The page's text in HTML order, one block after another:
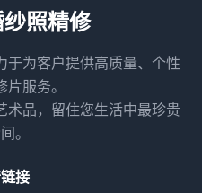
照精修
于为客户提供高质量、个性
服务。
术品，留住您生活中最珍贵
。
接